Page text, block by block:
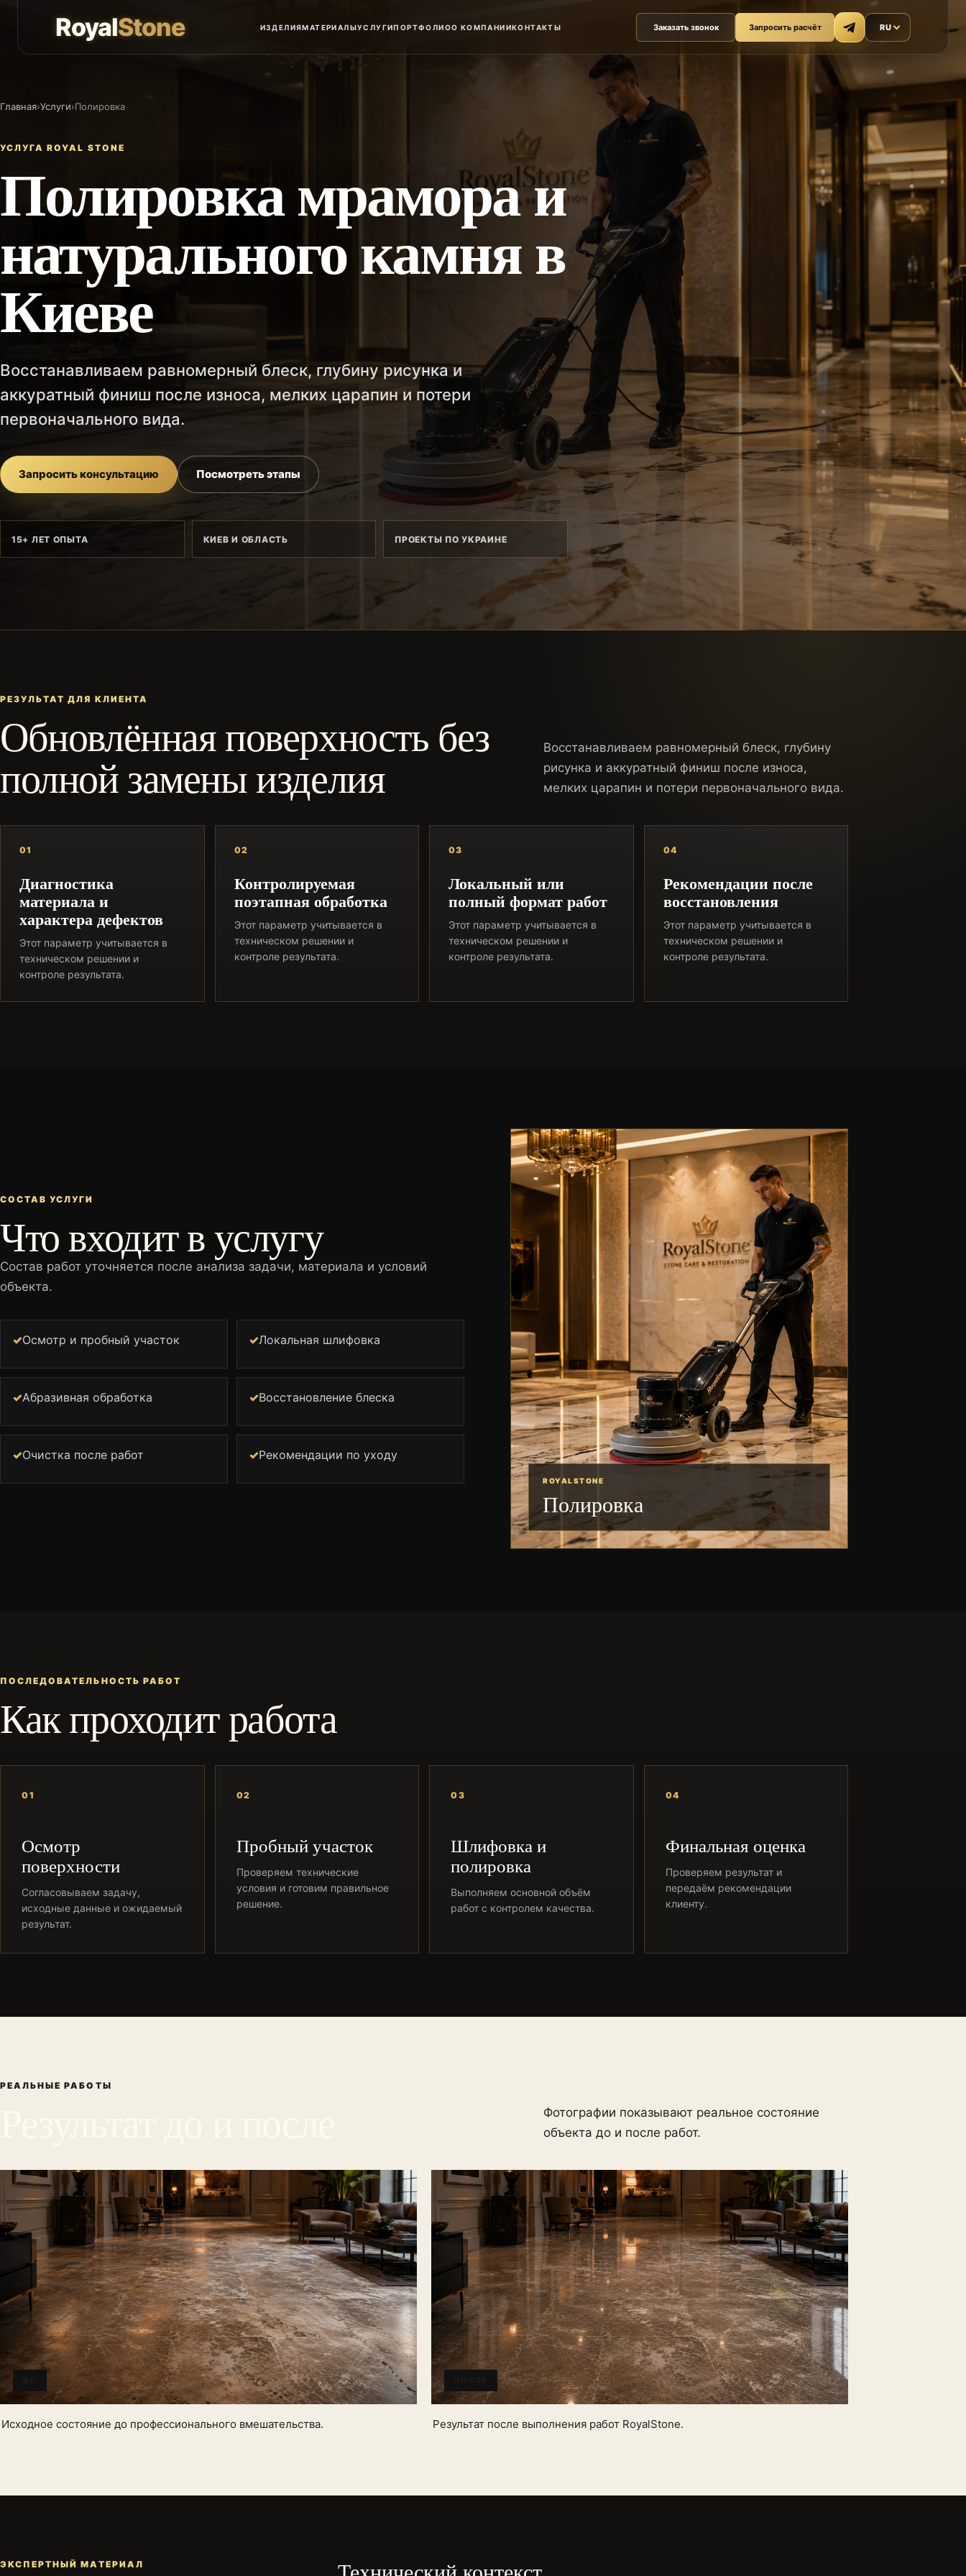
RoyalStone ИЗДЕЛИЯМАТЕРИАЛЫУСЛУГИПОРТФОЛИОО КОМПАНИИКОНТАКТЫ Заказать звонок Запросить расчёт RU
Главная›Услуги›Полировка
УСЛУГА ROYAL STONE
Полировка мрамора и
натурального камня в
Киеве
Восстанавливаем равномерный блеск, глубину рисунка и
аккуратный финиш после износа, мелких царапин и потери
первоначального вида.
Запросить консультацию Посмотреть этапы
15+ ЛЕТ ОПЫТА КИЕВ И ОБЛАСТЬ ПРОЕКТЫ ПО УКРАИНЕ
РЕЗУЛЬТАТ ДЛЯ КЛИЕНТА
Обновлённая поверхность без
полной замены изделия
Восстанавливаем равномерный блеск, глубину
рисунка и аккуратный финиш после износа,
мелких царапин и потери первоначального вида.
01
Диагностика
материала и
характера дефектов
Этот параметр учитывается в
техническом решении и
контроле результата.
02
Контролируемая
поэтапная обработка
Этот параметр учитывается в
техническом решении и
контроле результата.
03
Локальный или
полный формат работ
Этот параметр учитывается в
техническом решении и
контроле результата.
04
Рекомендации после
восстановления
Этот параметр учитывается в
техническом решении и
контроле результата.
СОСТАВ УСЛУГИ
Что входит в услугу
Состав работ уточняется после анализа задачи, материала и условий
объекта.
✓Осмотр и пробный участок ✓Локальная шлифовка
✓Абразивная обработка ✓Восстановление блеска
✓Очистка после работ ✓Рекомендации по уходу
ROYALSTONE
Полировка
ПОСЛЕДОВАТЕЛЬНОСТЬ РАБОТ
Как проходит работа
01
Осмотр
поверхности
Согласовываем задачу,
исходные данные и ожидаемый
результат.
02
Пробный участок
Проверяем технические
условия и готовим правильное
решение.
03
Шлифовка и
полировка
Выполняем основной объём
работ с контролем качества.
04
Финальная оценка
Проверяем результат и
передаём рекомендации
клиенту.
РЕАЛЬНЫЕ РАБОТЫ
Фотографии показывают реальное состояние
объекта до и после работ.
Исходное состояние до профессионального вмешательства. Результат после выполнения работ RoyalStone.
ЭКСПЕРТНЫЙ МАТЕРИАЛ